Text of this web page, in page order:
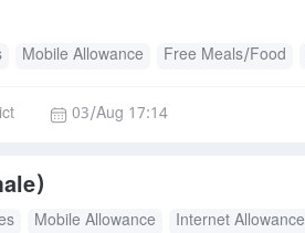
Mobile Allowance Free Meals/Food
03/Aug 17:14
Mobile Allowance Internet Allowance